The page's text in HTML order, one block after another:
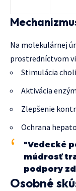
Na molekulárnej
prostredníctvom
Stimulácia
Aktivácia
Zlepšenie
Ochrana
"Vedecké
múdrosť
podpory
Osobné